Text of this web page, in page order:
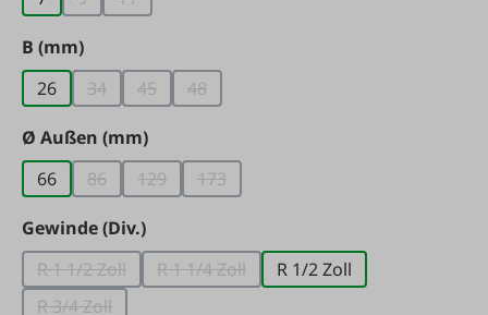
(Diese Option ist zurzeit nicht verfügbar.)
(Diese Option ist zurzeit nicht verfügbar.)
B (mm)auswählen
26
34(Diese Option ist zurzeit nicht verfügbar.)
45(Diese Option ist zurzeit nicht verfügbar.)
48(Diese Option ist zurzeit nicht
Ø Außen (mm)auswählen
66
86(Diese Option ist zurzeit nicht verfügbar.)
129(Diese Option ist zurzeit nicht verfügbar.)
173(Diese Option ist zurzeit nicht
Gewinde (Div.)auswählen
R 1 1/2 Zoll(Diese Option ist zurzeit nicht verfügbar.)
R 1 1/4 Zoll(Diese Option ist zurzeit nicht
R 1/2 Zoll
R 3/4 Zoll